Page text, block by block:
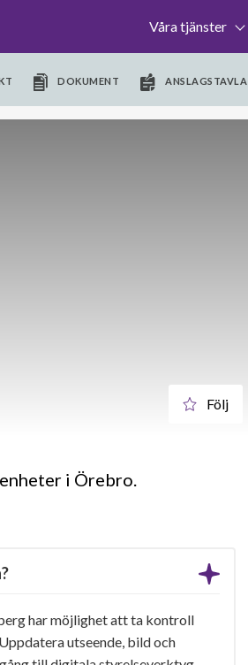
Våra tjänster
DOKUMENT ANSLAGSTAVLA
Följ
i Örebro.
har möjlighet att ta kontroll
utseende, bild och